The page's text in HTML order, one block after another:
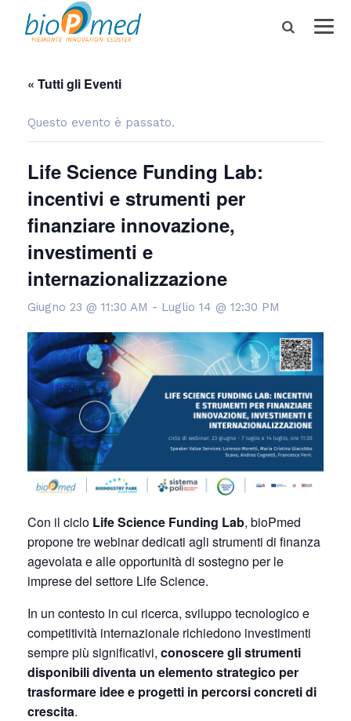
« Tutti gli Eventi
Questo evento è passato.
Life Science Funding Lab:
incentivi e strumenti per
finanziare innovazione,
investimenti e
internazionalizzazione
Giugno 23 @ 11:30 AM - Luglio 14 @ 12:30 PM
Con il ciclo Life Science Funding Lab, bioPmed
propone tre webinar dedicati agli strumenti di finanza
agevolata e alle opportunità di sostegno per le
imprese del settore Life Science.
In un contesto in cui ricerca, sviluppo tecnologico e
competitività internazionale richiedono investimenti
sempre più significativi, conoscere gli strumenti
disponibili diventa un elemento strategico per
trasformare idee e progetti in percorsi concreti di
crescita.